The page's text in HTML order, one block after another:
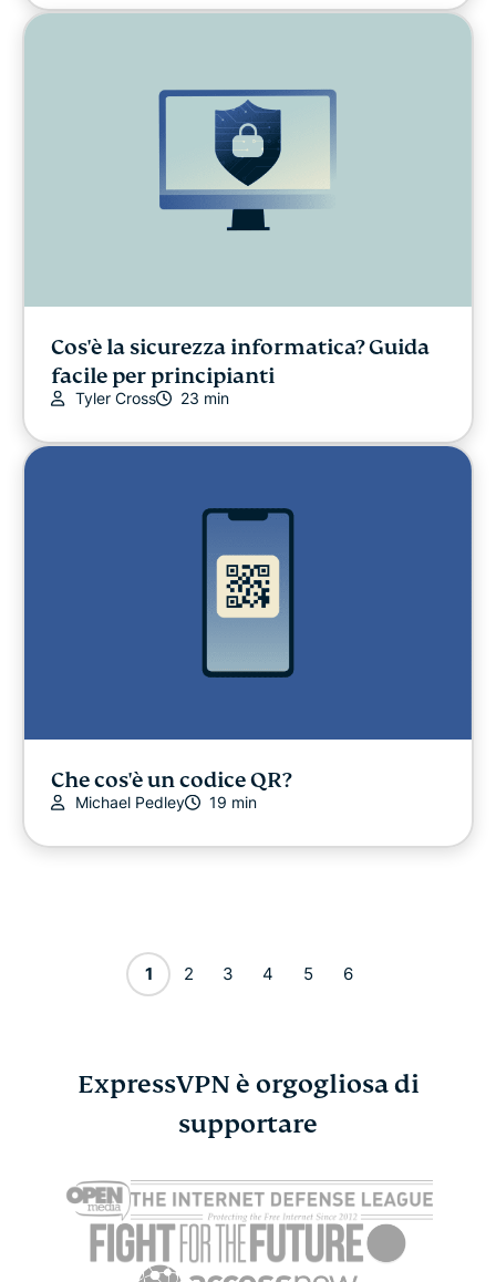
Cos'è la sicurezza informatica? Guida
facile per principianti
Tyler Cross 23 min
Che cos'è un codice QR?
Michael Pedley 19 min
1 2 3 4 5 6
ExpressVPN è orgogliosa di
supportare